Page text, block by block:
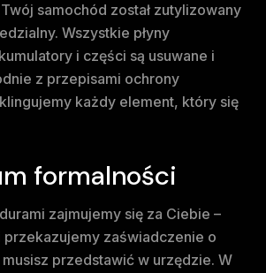
samochód został zutylizowany
Wszystkie płyny
i części są usuwane i
z przepisami ochrony
każdy element, który się
formalności
zajmujemy się za Ciebie –
zaświadczenie o
przedstawić w urzędzie. W